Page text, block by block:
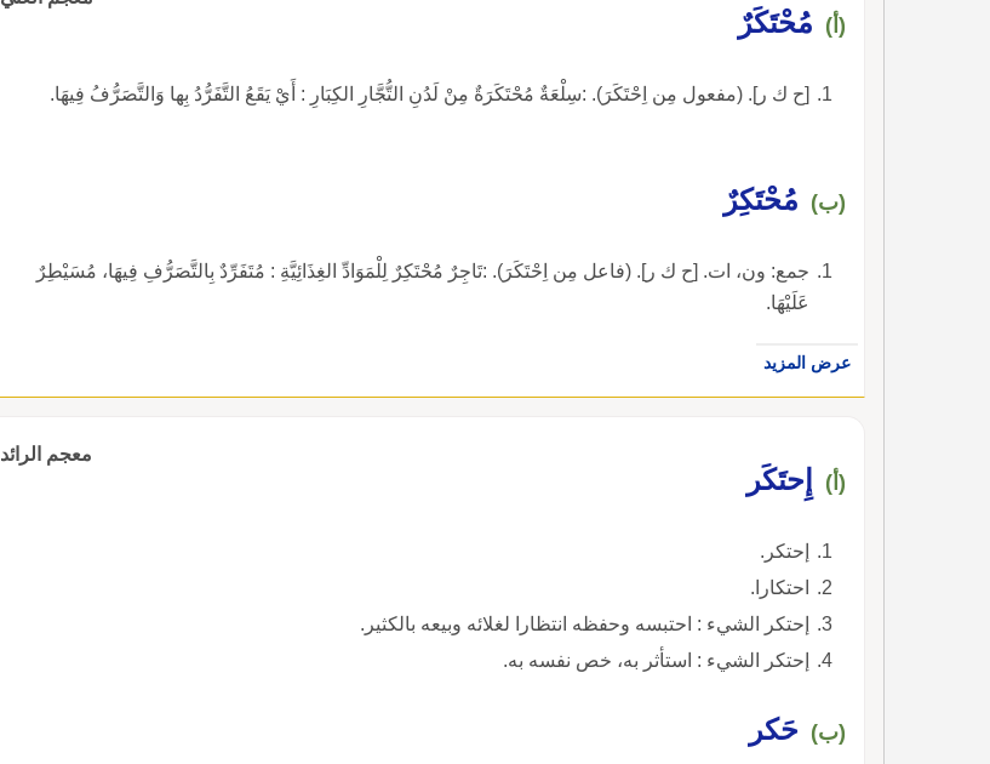
(أ) مُحْتَكَرٌ
[ح ك ر]. (مفعول مِن اِحْتَكَرَ). :سِلْعَةٌ مُحْتَكَرَةٌ مِنْ لَدُنِ التُّجَّارِ الكِبَارِ : أَيْ يَقَعُ التَّفَرُّدُ بِها وَالتَّصَرُّفُ فِيهَا.
(ب) مُحْتَكِرٌ
جمع: ون، ات. [ح ك ر]. (فاعل مِن اِحْتَكَرَ). :تَاجِرٌ مُحْتَكِرٌ لِلْمَوَادِّ الغِذَائِيَّةِ : مُتَفَرِّدٌ بِالتَّصَرُّفِ فِيهَا، مُسَيْطِرٌ
عَلَيْهَا.
عرض المزيد
معجم الرائد
(أ) إِحتَكَر
إحتكر.
احتكارا.
إحتكر الشيء : احتبسه وحفظه انتظارا لغلائه وبيعه بالكثير.
إحتكر الشيء : استأثر به، خص نفسه به.
(ب) حَكر